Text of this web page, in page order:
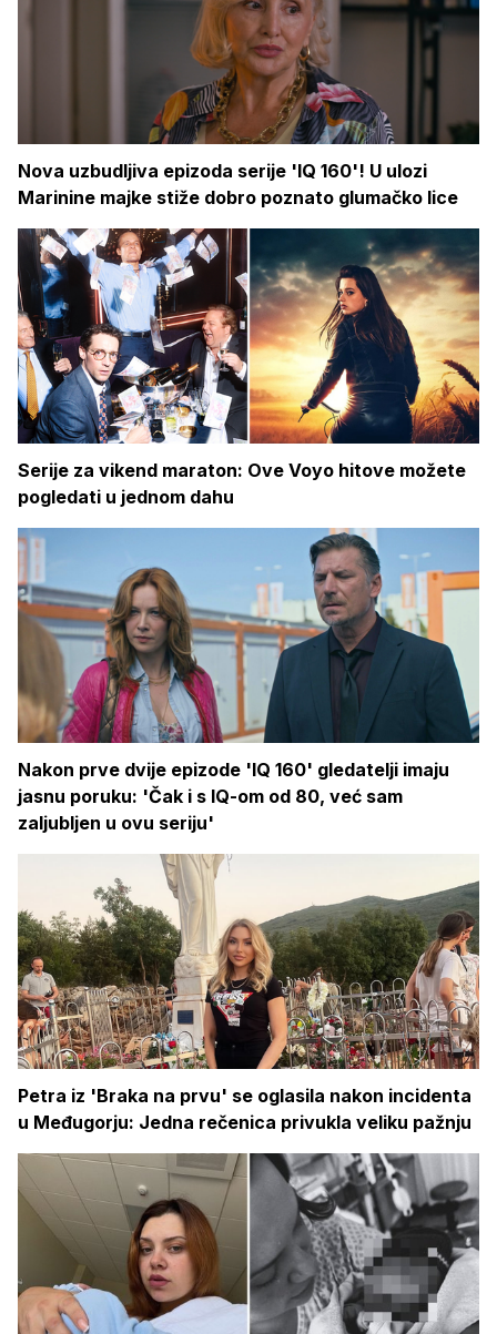
Nova uzbudljiva epizoda serije 'IQ 160'! U ulozi
Marinine majke stiže dobro poznato glumačko lice
Serije za vikend maraton: Ove Voyo hitove možete
pogledati u jednom dahu
Nakon prve dvije epizode 'IQ 160' gledatelji imaju
jasnu poruku: 'Čak i s IQ-om od 80, već sam
zaljubljen u ovu seriju'
Petra iz 'Braka na prvu' se oglasila nakon incidenta
u Međugorju: Jedna rečenica privukla veliku pažnju